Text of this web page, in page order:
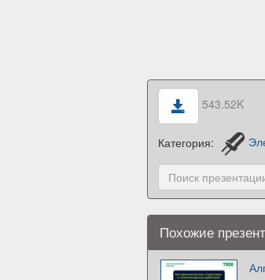
543.52K
Категория:
Похожие